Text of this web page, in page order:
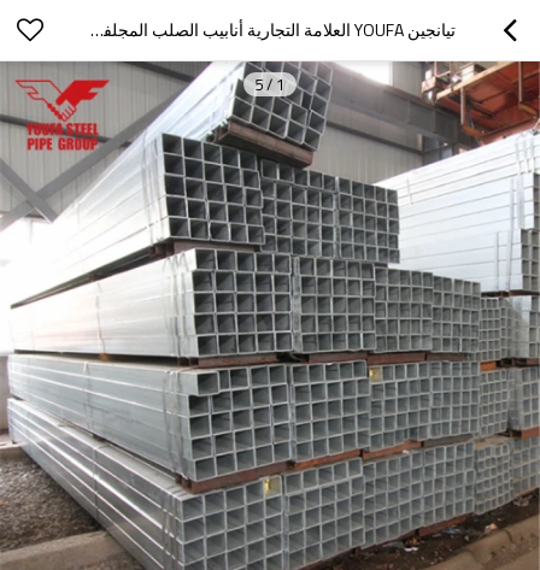
تيانجين YOUFA العلامة التجارية أنابيب الصلب المجلفن بناء أنبوب مربع المواد
1
/
5